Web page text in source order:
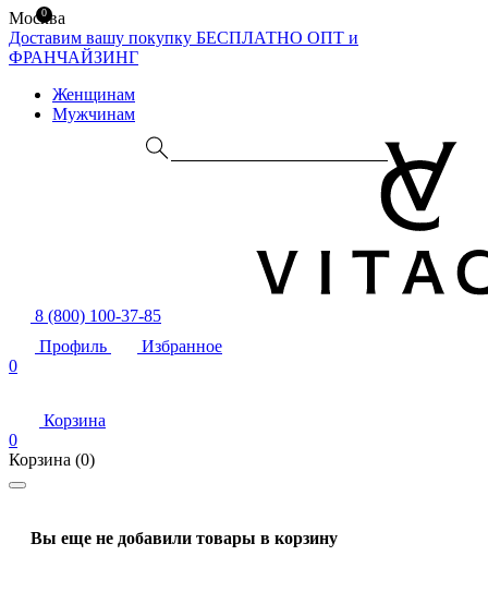
Москва
Доставим вашу покупку БЕСПЛАТНО ОПТ и
ФРАНЧАЙЗИНГ
Женщинам
Мужчинам
8 (800) 100-37-85
Профиль
Избранное
0
Корзина
0
Корзина (0)
Вы еще не добавили товары в корзину
0